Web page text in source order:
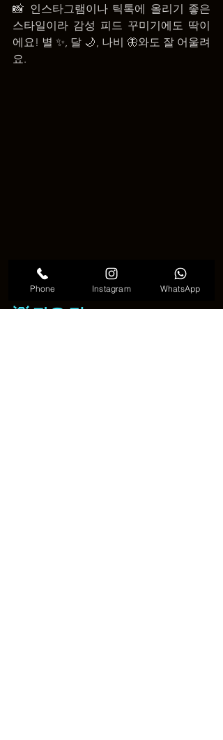
📸 인스타그램이나 틱톡에 올리기 좋은
스타일이라 감성 피드 꾸미기에도 딱이
에요! 별 ✨, 달 🌙, 나비 🦋와도 잘 어울려
요.
귀여운 물고기 타투
💡 작은 팁
Phone Instagram WhatsApp